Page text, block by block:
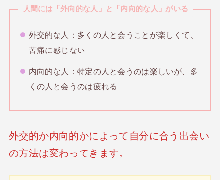
人間には「外向的な人」と「内向的な人」がいる
外交的な人：多くの人と会うことが楽しくて、
苦痛に感じない
内向的な人：特定の人と会うのは楽しいが、多
くの人と会うのは疲れる
外交的か内向的かによって自分に合う出会い
の方法は変わってきます。